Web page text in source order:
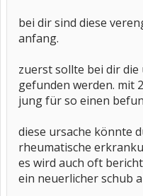
bei dir sind diese
anfang.
zuerst sollte bei dir
gefunden werden. mit
jung für so einen
diese ursache könnte
rheumatische
es wird auch oft
ein neuerlicher schub